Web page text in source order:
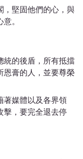
，堅固他們的心，與
。
統的後盾，所有抵擋
恩膏的人，並要尊榮
著媒體以及各界領
擊，要完全退去停